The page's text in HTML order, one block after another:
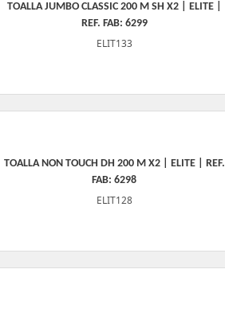
TOALLA JUMBO CLASSIC 200 M SH X2 | ELITE |
REF. FAB: 6299
ELIT133
TOALLA NON TOUCH DH 200 M X2 | ELITE | REF.
FAB: 6298
ELIT128